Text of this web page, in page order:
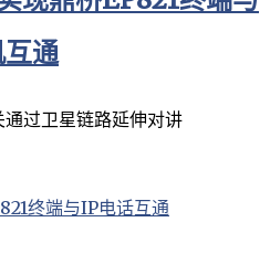
通
过卫星链路延伸对讲